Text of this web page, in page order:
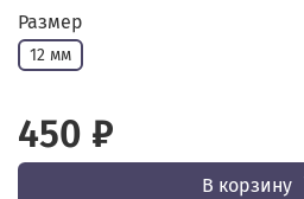
Размер
12 мм
450 ₽
В корзину